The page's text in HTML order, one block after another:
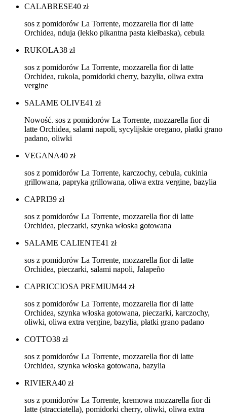
CALABRESE40 zł
sos z pomidorów La Torrente, mozzarella fior di latte
Orchidea, nduja (lekko pikantna pasta kiełbaska), cebula
RUKOLA38 zł
sos z pomidorów La Torrente, mozzarella fior di latte
Orchidea, rukola, pomidorki cherry, bazylia, oliwa extra
vergine
SALAME OLIVE41 zł
Nowość. sos z pomidorów La Torrente, mozzarella fior di
latte Orchidea, salami napoli, sycylijskie oregano, płatki grano
padano, oliwki
VEGANA40 zł
sos z pomidorów La Torrente, karczochy, cebula, cukinia
grillowana, papryka grillowana, oliwa extra vergine, bazylia
CAPRI39 zł
sos z pomidorów La Torrente, mozzarella fior di latte
Orchidea, pieczarki, szynka włoska gotowana
SALAME CALIENTE41 zł
sos z pomidorów La Torrente, mozzarella fior di latte
Orchidea, pieczarki, salami napoli, Jalapeño
CAPRICCIOSA PREMIUM44 zł
sos z pomidorów La Torrente, mozzarella fior di latte
Orchidea, szynka włoska gotowana, pieczarki, karczochy,
oliwki, oliwa extra vergine, bazylia, płatki grano padano
COTTO38 zł
sos z pomidorów La Torrente, mozzarella fior di latte
Orchidea, szynka włoska gotowana, bazylia
RIVIERA40 zł
sos z pomidorów La Torrente, kremowa mozzarella fior di
latte (stracciatella), pomidorki cherry, oliwki, oliwa extra